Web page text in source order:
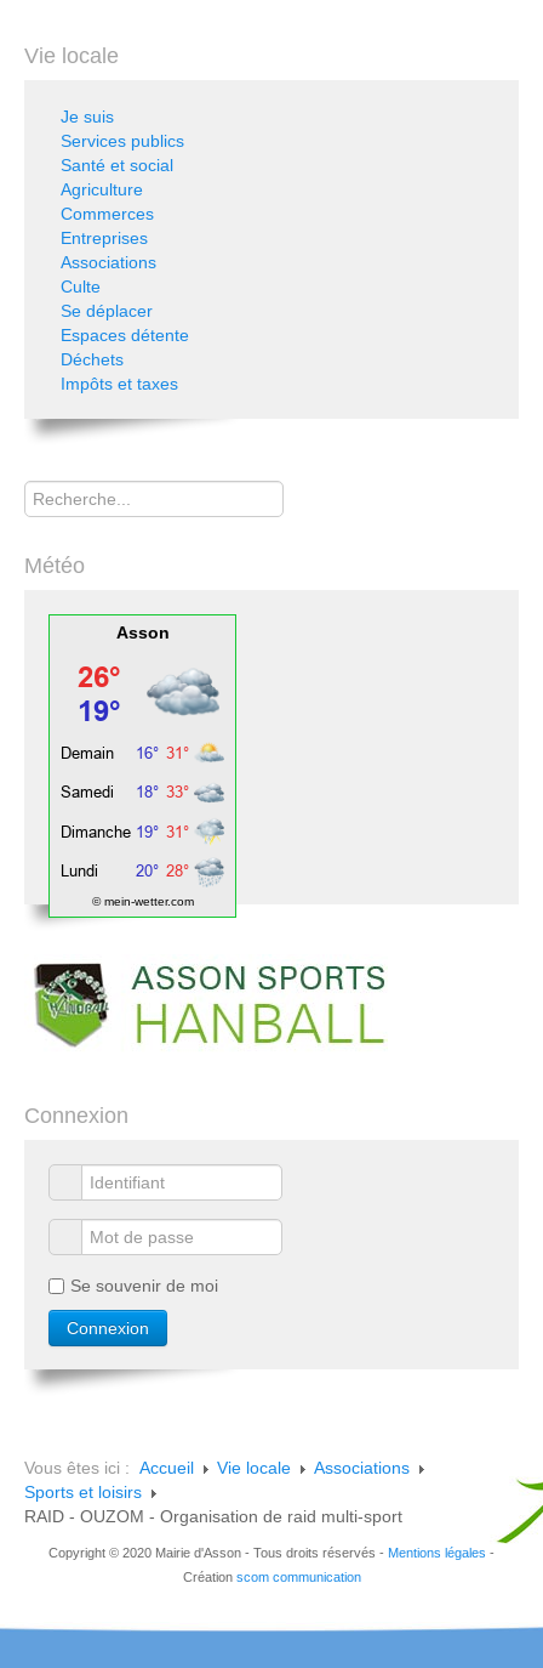
Vie locale
Je suis
Services publics
Santé et social
Agriculture
Commerces
Entreprises
Associations
Culte
Se déplacer
Espaces détente
Déchets
Impôts et taxes
Rechercher
Météo
Asson
© mein-wetter.com
Connexion
Se souvenir de moi
Vous êtes ici : Accueil Vie locale
Associations
Sports et loisirs
RAID - OUZOM - Organisation de raid multi-sport
Copyright © 2020 Mairie d'Asson - Tous droits réservés - Mentions légales -
Création scom communication